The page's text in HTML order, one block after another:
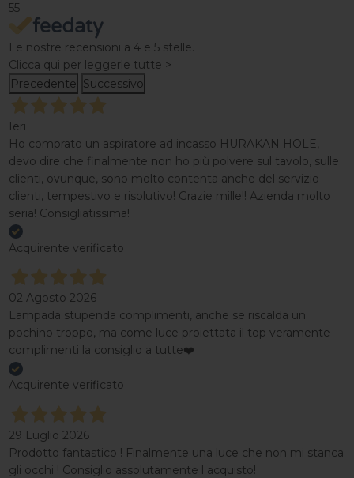
55
Le nostre recensioni a 4 e 5 stelle.
Clicca qui per leggerle tutte >
Precedente Successivo
Ieri
Ho comprato un aspiratore ad incasso HURAKAN HOLE,
devo dire che finalmente non ho più polvere sul tavolo, sulle
clienti, ovunque, sono molto contenta anche del servizio
clienti, tempestivo e risolutivo! Grazie mille!! Azienda molto
seria! Consigliatissima!
Acquirente verificato
02 Agosto 2026
Lampada stupenda complimenti, anche se riscalda un
pochino troppo, ma come luce proiettata il top veramente
complimenti la consiglio a tutte❤️
Acquirente verificato
29 Luglio 2026
Prodotto fantastico ! Finalmente una luce che non mi stanca
gli occhi ! Consiglio assolutamente l acquisto!